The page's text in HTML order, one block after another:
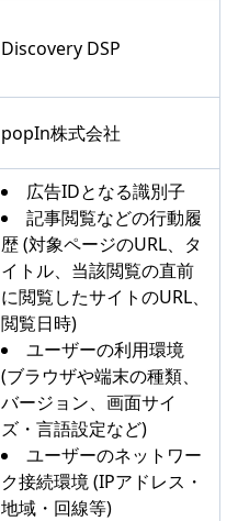
Discovery DSP
popIn株式会社
広告IDとなる識別子
記事閲覧などの行動履
歴 (対象ページのURL、タ
イトル、当該閲覧の直前
に閲覧したサイトのURL、
閲覧日時)
ユーザーの利用環境
(ブラウザや端末の種類、
バージョン、画面サイ
ズ・言語設定など)
ユーザーのネットワー
ク接続環境 (IPアドレス・
地域・回線等)